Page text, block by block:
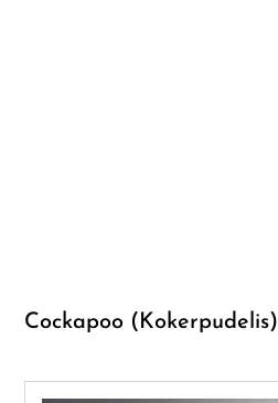
Cockapoo (Kokerpudelis)